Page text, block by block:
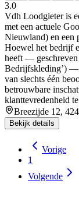
3.0
Vdh Loodgieter is
met een actuele
Nieuwland) en een
Hoewel het bedrijf
heeft —
Bedrijfskleding’) —
van slechts één
betrouwbare
klanttevredenheid
Breezijde 12,
Bekijk details
Vorige
1
Volgende